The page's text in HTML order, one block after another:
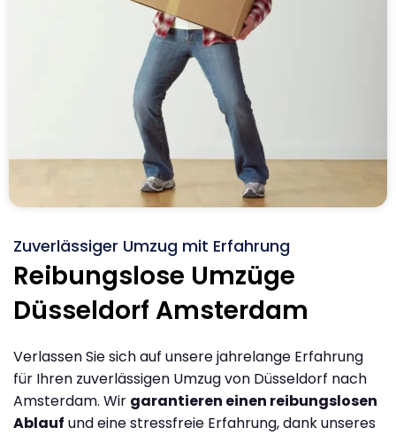
Zuverlässiger Umzug mit Erfahrung
Reibungslose Umzüge
Düsseldorf Amsterdam
Verlassen Sie sich auf unsere jahrelange Erfahrung
für Ihren zuverlässigen Umzug von Düsseldorf nach
Amsterdam. Wir garantieren einen reibungslosen
Ablauf und eine stressfreie Erfahrung, dank unseres